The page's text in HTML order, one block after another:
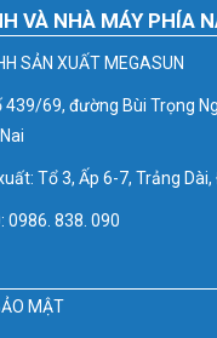
VÀ NHÀ MÁY PHÍA
SẢN XUẤT MEGASUN
439/69, đường Bùi Trọng
Tổ 3, Ấp 6-7, Trảng
0986. 838. 090
MẬT